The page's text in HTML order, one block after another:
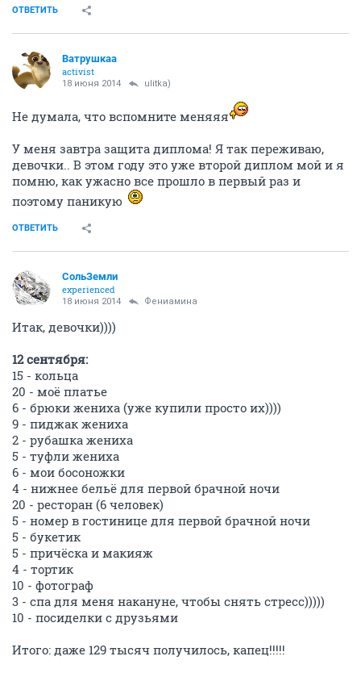
ОТВЕТИТЬ
Ватрушкаа
activist
18 июня 2014 ulitka)
Не думала, что вспомните меняяя
У меня завтра защита диплома! Я так переживаю,
девочки.. В этом году это уже второй диплом мой и я
помню, как ужасно все прошло в первый раз и
поэтому паникую
ОТВЕТИТЬ
СольЗемли
experienced
18 июня 2014 Фениамина
Итак, девочки))))
12 сентября:
15 - кольца
20 - моё платье
6 - брюки жениха (уже купили просто их))))
9 - пиджак жениха
2 - рубашка жениха
5 - туфли жениха
6 - мои босоножки
4 - нижнее бельё для первой брачной ночи
20 - ресторан (6 человек)
5 - номер в гостинице для первой брачной ночи
5 - букетик
5 - причёска и макияж
4 - тортик
10 - фотограф
3 - спа для меня накануне, чтобы снять стресс)))))
10 - посиделки с друзьями
Итого: даже 129 тысяч получилось, капец!!!!!